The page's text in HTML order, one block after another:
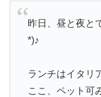
昨日、昼と夜と
*)♪
ランチはイタリ
ここ、ペット可